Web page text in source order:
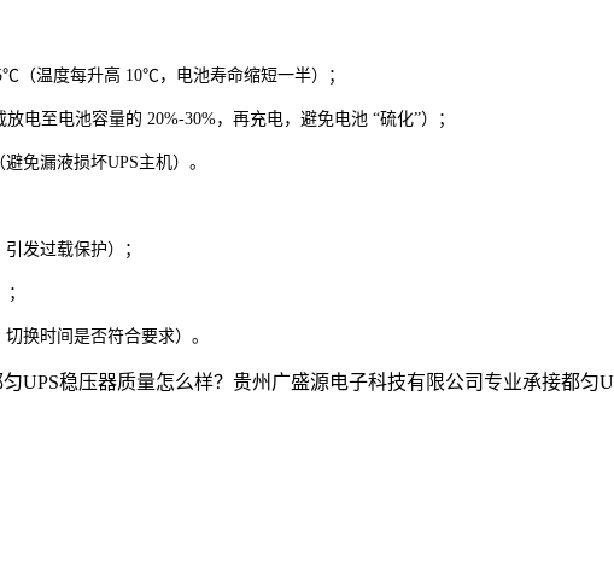
（温度每升高 10℃，电池寿命缩短一半）；
电至电池容量的 20%-30%，再充电，避免电池 “硫化”）；
免漏液损坏UPS主机）。
发过载保护）；
换时间是否符合要求）。
UPS稳压器质量怎么样？贵州广盛源电子科技有限公司专业承接都匀